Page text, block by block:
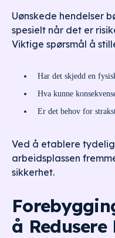
Uønskede hendelser
spesielt når det er
Viktige spørsmål å
Har det skjedd en
Hva kunne
Er det behov for
Ved å etablere
arbeidsplassen
sikkerhet.
å